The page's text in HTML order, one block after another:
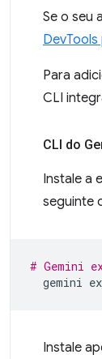
Se o seu
Para
CLI
CLI do
Instale a
seguinte
# Gemini
gemini
Instale